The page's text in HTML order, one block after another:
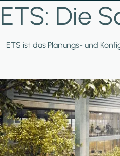
ETS: Die
ETS ist das Planungs- und